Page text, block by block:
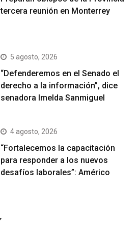
tercera reunión en Monterrey
5 agosto, 2026
“Defenderemos en el Senado el
derecho a la información”, dice
senadora Imelda Sanmiguel
4 agosto, 2026
“Fortalecemos la capacitación
para responder a los nuevos
desafíos laborales”: Américo